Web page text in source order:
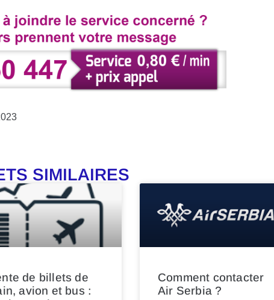
SIMILAIRES
de billets de
avion et bus :
Comment contacter
Air Serbia ?